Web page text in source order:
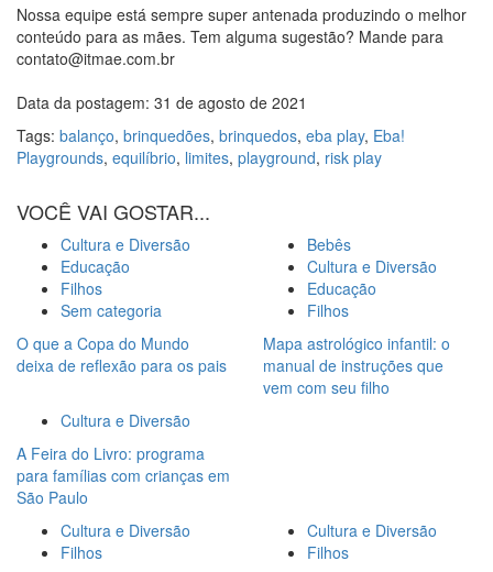
Nossa equipe está sempre super antenada produzindo o melhor
conteúdo para as mães. Tem alguma sugestão? Mande para
contato@itmae.com.br
Data da postagem: 31 de agosto de 2021
Tags: balanço, brinquedões, brinquedos, eba play, Eba!
Playgrounds, equilíbrio, limites, playground, risk play
VOCÊ VAI GOSTAR...
Cultura e Diversão
Educação
Filhos
Sem categoria
O que a Copa do Mundo
deixa de reflexão para os pais
Bebês
Cultura e Diversão
Educação
Filhos
Mapa astrológico infantil: o
manual de instruções que
vem com seu filho
Cultura e Diversão
A Feira do Livro: programa
para famílias com crianças em
São Paulo
Cultura e Diversão
Filhos
Cultura e Diversão
Filhos